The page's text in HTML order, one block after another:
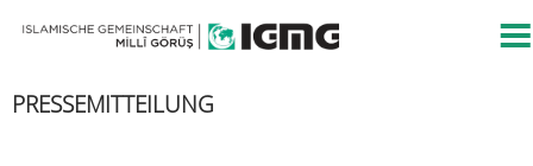
PRESSEMITTEILUNG